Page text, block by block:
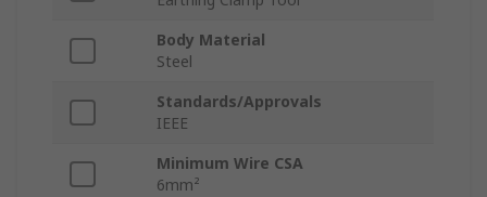
Body Material
Steel
Standards/Approvals
IEEE
Minimum Wire CSA
6mm²